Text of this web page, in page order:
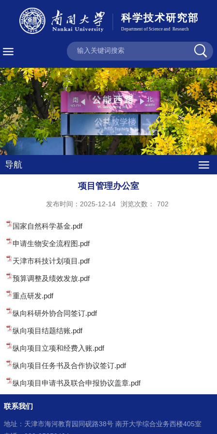
导航
项目管理办公室
发布时间：2025-12-14 浏览次数： 702
国家自然科学基金.pdf
申请生物安全流程图.pdf
天津市科技计划项目.pdf
预算调整及绩效发放.pdf
重点研发.pdf
纵向科研外协合同签订.pdf
纵向项目结题结账.pdf
纵向项目立项和经费入账.pdf
纵向项目任务书及合作协议签订.pdf
纵向项目申请书及联合申报协议盖章.pdf
联系我们
地址：天津市海河教育园同砚路38号 南开大学综合业务西楼405室